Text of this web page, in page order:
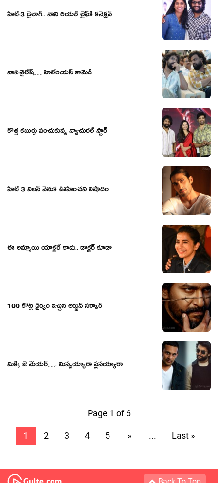
హిట్-3 డైలాగ్.. నాని రియల్ లైఫ్‌కి కనెక్షన్
నాని-శైలేష్… హిలేరియస్ కామెడీ
కొత్త కబుర్లు పంచుకున్న న్యాచురల్ స్టార్
హిట్ 3 విలన్ వెనుక ఊహించని విషాదం
ఈ అమ్మాయి యాక్టరే కాదు.. డాక్టర్ కూడా
100 కోట్ల ధైర్యం ఇచ్చిన అర్జున్ సర్కార్
మిక్కీ జె మేయర్…. మిస్సయ్యారా ప్లసయ్యారా
Page 1 of 6
1 2 3 4 5 » ... Last »
Back To Top